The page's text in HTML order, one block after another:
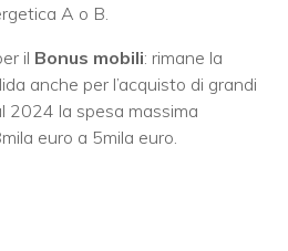
A o B.
il Bonus mobili: rimane la
anche per l’acquisto di grandi
2024 la spesa massima
euro a 5mila euro.